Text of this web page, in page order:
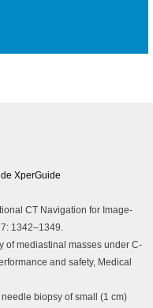
XperGuide
CT Navigation for Image-
1342–1349.
of mediastinal masses under C-
and safety, Medical
biopsy of small (1 cm)